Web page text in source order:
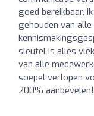
goed bereikbaar,
gehouden van
sleutel is alles
van alle
soepel verlopen
200%